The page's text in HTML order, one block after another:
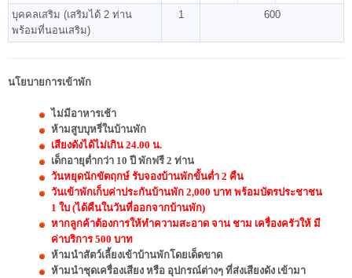
บุคคลเสริม (เสริมได้ 2 ท่าน
พร้อมที่นอนเสริม)
1 600
นโยบายการเข้าพัก
ไม่มีอาหารเช้า
ห้ามสูบบุหรี่ในบ้านพัก
เสียงดังได้ไม่เกิน 24.00 น.
เด็กอายุต่ำกว่า 10 ปี พักฟรี 2 ท่าน
วันหยุดนักขัตฤกษ์ รับจองบ้านพักขั้นต่ำ 2 คืน
วันเข้าพักเก็บค่าประกันบ้านพัก 2,000 บาท พร้อมบัตรประชาชน
1 ใบ (ได้คืนในวันที่ออกจากบ้านพัก)
หากลูกค้าต้องการให้ทำความสะอาด จาน ชาม เครื่องครัวให้ มี
ค่าบริการ 500 บาท
ห้ามนำสัตว์เลี้ยงเข้าบ้านพักโดยเด็ดขาด
ห้ามนำชุดเครื่องเสียง หรือ อุปกรณ์ต่างๆ ที่ส่งเสียงดัง เข้ามา